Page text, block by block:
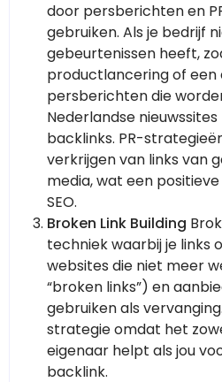
door persberichten en
gebruiken. Als je bedrijf
gebeurtenissen heeft,
productlancering of een
persberichten die
Nederlandse
backlinks. PR-
verkrijgen van links van
media, wat een
SEO.
Broken Link Building
techniek waarbij je links
websites die niet meer
“broken links”) en
gebruiken als
strategie omdat het
eigenaar helpt als jou
backlink.